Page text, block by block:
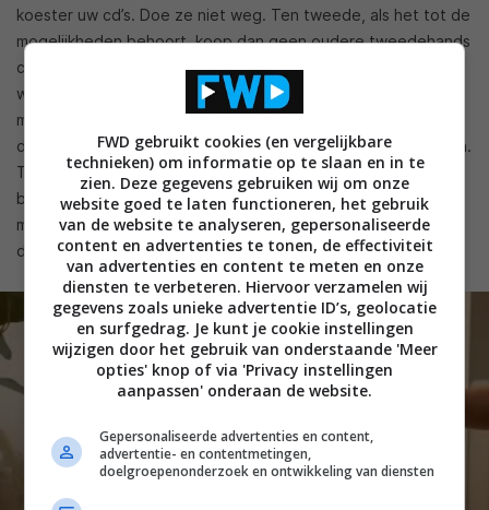
koester uw cd’s. Doe ze niet weg. Ten tweede, als het tot de
mogelijkheden behoort, koop dan geen oudere tweedehands
cd-speler, maar een nieuwe. Ik denk dat door de betere
weergavekwaliteit menigeen opnieuw de cd-collectie qua
muziekdetails zal ontdekken. Dat geldt vooral voor diegenen
die een cd-speler van pakweg 10 jaar of ouder hebben staan.
Tegenwoordig zijn goede cd-spelers al vanaf een goed
betaalbare prijs verkrijgbaar. Vandaar dat we enkele recente
modellen beknopt de revue laten passeren, die qua aankoop
de moeite waard zijn.
FWD gebruikt cookies (en vergelijkbare
technieken) om informatie op te slaan en in te
zien. Deze gegevens gebruiken wij om onze
website goed te laten functioneren, het gebruik
van de website te analyseren, gepersonaliseerde
content en advertenties te tonen, de effectiviteit
van advertenties en content te meten en onze
diensten te verbeteren. Hiervoor verzamelen wij
gegevens zoals unieke advertentie ID’s, geolocatie
en surfgedrag. Je kunt je cookie instellingen
wijzigen door het gebruik van onderstaande 'Meer
opties' knop of via 'Privacy instellingen
aanpassen' onderaan de website.
Gepersonaliseerde advertenties en content,
advertentie- en contentmetingen,
doelgroepenonderzoek en ontwikkeling van diensten